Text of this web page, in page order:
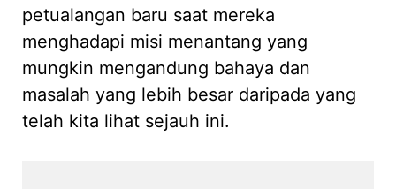
petualangan baru saat mereka
menghadapi misi menantang yang
mungkin mengandung bahaya dan
masalah yang lebih besar daripada yang
telah kita lihat sejauh ini.